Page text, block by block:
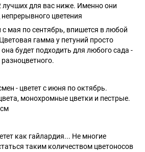
лучших для вас ниже. Именно они
цветения
с мая по сентябрь, впишется в любой
гамма у петуний просто
будет подходить для любого сада -
- цветет с июня по октябрь.
монохромные цветки и пестрые.
см
как гайлардия... Не многие
таким количеством цветоносов